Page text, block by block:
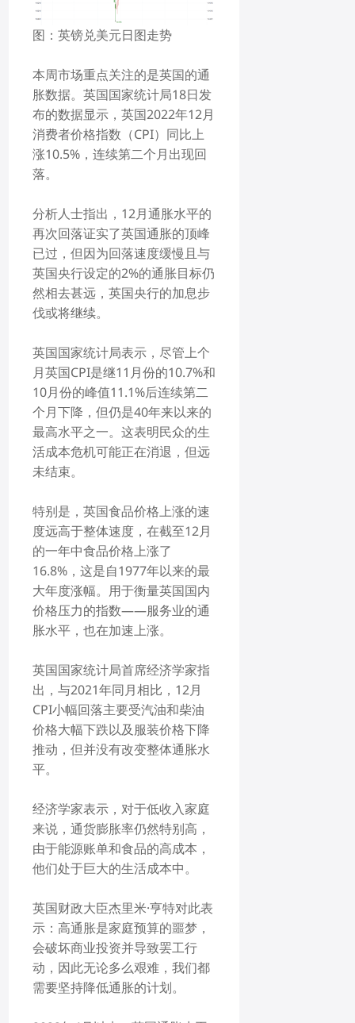
图：英镑兑美元日图走势
本周市场重点关注的是英国的通
胀数据。英国国家统计局18日发
布的数据显示，英国2022年12月
消费者价格指数（CPI）同比上
涨10.5%，连续第二个月出现回
落。
分析人士指出，12月通胀水平的
再次回落证实了英国通胀的顶峰
已过，但因为回落速度缓慢且与
英国央行设定的2%的通胀目标仍
然相去甚远，英国央行的加息步
伐或将继续。
英国国家统计局表示，尽管上个
月英国CPI是继11月份的10.7%和
10月份的峰值11.1%后连续第二
个月下降，但仍是40年来以来的
最高水平之一。这表明民众的生
活成本危机可能正在消退，但远
未结束。
特别是，英国食品价格上涨的速
度远高于整体速度，在截至12月
的一年中食品价格上涨了
16.8%，这是自1977年以来的最
大年度涨幅。用于衡量英国国内
价格压力的指数——服务业的通
胀水平，也在加速上涨。
英国国家统计局首席经济学家指
出，与2021年同月相比，12月
CPI小幅回落主要受汽油和柴油
价格大幅下跌以及服装价格下降
推动，但并没有改变整体通胀水
平。
经济学家表示，对于低收入家庭
来说，通货膨胀率仍然特别高，
由于能源账单和食品的高成本，
他们处于巨大的生活成本中。
英国财政大臣杰里米·亨特对此表
示：高通胀是家庭预算的噩梦，
会破坏商业投资并导致罢工行
动，因此无论多么艰难，我们都
需要坚持降低通胀的计划。